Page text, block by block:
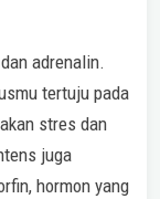
adrenalin.
tertuju pada
stres dan
juga
hormon yang